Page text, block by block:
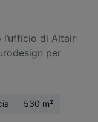
di Altair
per
530 m²